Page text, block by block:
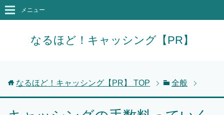
なるほど！キャッシング【PR】
メニュー
なるほど！キャッシング【PR】 TOP 全般